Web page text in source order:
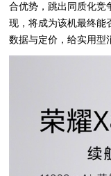
合优势，跳出同质化竞
现，将成为该机最终能
数据与定价，给实用型